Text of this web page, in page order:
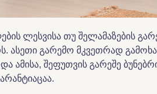
ლესვისა თუ შელამაზების
ასეთი გარემო მკვეთრად
ამისა, შეფუთვის გარეშე